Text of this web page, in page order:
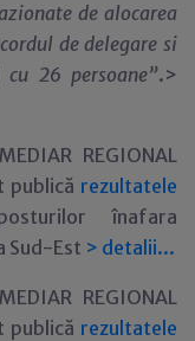
de alocarea
de delegare si
cu 26 persoane”.>
REGIONAL
publică rezultatele
înafara
Sud-Est > detalii...
REGIONAL
publică rezultatele